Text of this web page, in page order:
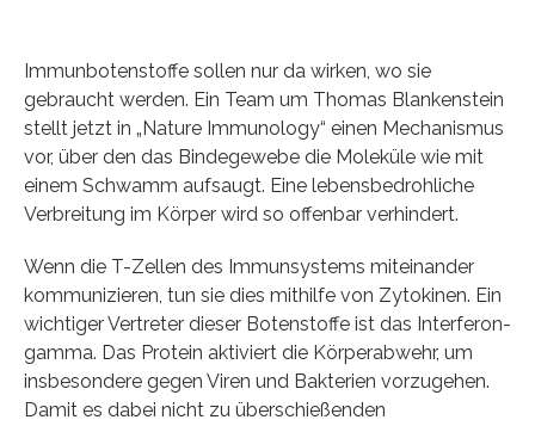
Immunbotenstoffe sollen nur da wirken, wo sie
gebraucht werden. Ein Team um Thomas Blankenstein
stellt jetzt in „Nature Immunology“ einen Mechanismus
vor, über den das Bindegewebe die Moleküle wie mit
einem Schwamm aufsaugt. Eine lebensbedrohliche
Verbreitung im Körper wird so offenbar verhindert.
Wenn die T-Zellen des Immunsystems miteinander
kommunizieren, tun sie dies mithilfe von Zytokinen. Ein
wichtiger Vertreter dieser Botenstoffe ist das Interferon-
gamma. Das Protein aktiviert die Körperabwehr, um
insbesondere gegen Viren und Bakterien vorzugehen.
Damit es dabei nicht zu überschießenden